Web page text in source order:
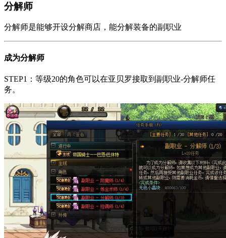
分解师
分解师是能够开设分解商店，能分解装备的副职业
成为分解师
STEP1：等级20的角色可以在亚贝罗接取到副职业-分解师任
务。